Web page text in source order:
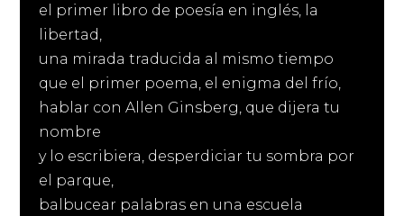
el primer libro de poesía en inglés, la
libertad,
una mirada traducida al mismo tiempo
que el primer poema, el enigma del frío,
hablar con Allen Ginsberg, que dijera tu
nombre
y lo escribiera, desperdiciar tu sombra por
el parque,
balbucear palabras en una escuela